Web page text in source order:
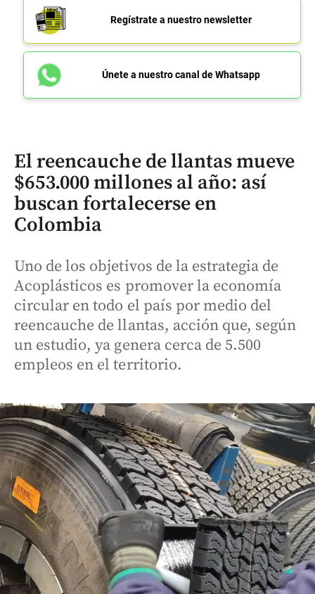
Regístrate a nuestro newsletter
Únete a nuestro canal de Whatsapp
El reencauche de llantas mueve
$653.000 millones al año: así
buscan fortalecerse en
Colombia
Uno de los objetivos de la estrategia de
Acoplásticos es promover la economía
circular en todo el país por medio del
reencauche de llantas, acción que, según
un estudio, ya genera cerca de 5.500
empleos en el territorio.